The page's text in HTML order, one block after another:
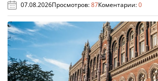
07.08.2026Просмотров:87Коментарии:0